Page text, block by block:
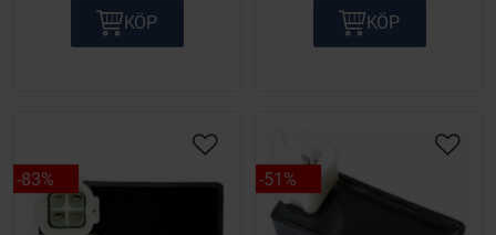
KÖP KÖP
83%
Lägg till i önskelista
51 %
Lägg